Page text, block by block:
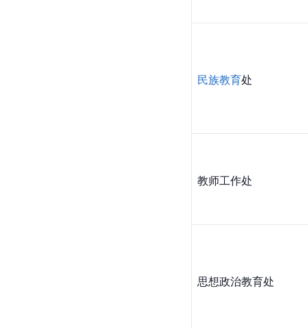
民族教育处
教师工作处
思想政治教育处